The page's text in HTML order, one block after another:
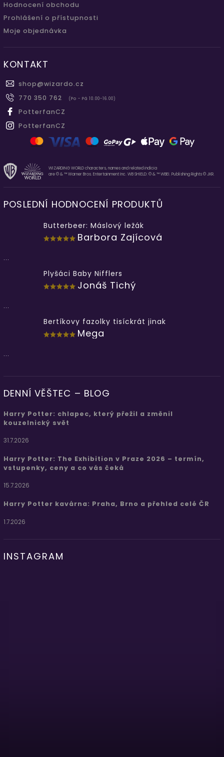
Hodnocení obchodu
Prohlášení o přístupnosti
Moje objednávka
KONTAKT
shop@wizardo.cz
770 350 762
(Po - Pá 10.00-16.00)
PotterfanCZ
PotterfanCZ
WIZARDING WORLD characters, names and related indicia
are © & ™ Warner Bros. Entertainment Inc. WB SHIELD: © & ™ WBEI. Publishing Rights © JKR.
POSLEDNÍ HODNOCENÍ PRODUKTŮ
Butterbeer: Máslový ležák
Barbora Zajícová
...
Plyšáci Baby Nifflers
Jonáš Tichý
...
Bertíkovy fazolky tisíckrát jinak
Mega
...
DENNÍ VĚŠTEC – BLOG
Harry Potter: chlapec, který přežil a změnil
kouzelnický svět
31.7.2026
Harry Potter: The Exhibition v Praze 2026 – termín,
vstupenky, ceny a co vás čeká
15.7.2026
Harry Potter kavárna: Praha, Brno a přehled celé ČR
1.7.2026
INSTAGRAM